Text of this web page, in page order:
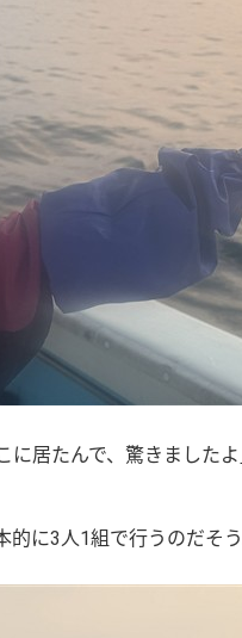
に居たんで、驚きました
に3人1組で行うのだそう